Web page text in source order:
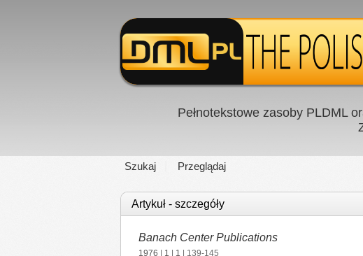
Pełnotekstowe zasoby PLDML
Szukaj Przeglądaj
Artykuł - szczegóły
Banach Center Publications
1976 1 1 | 139-145